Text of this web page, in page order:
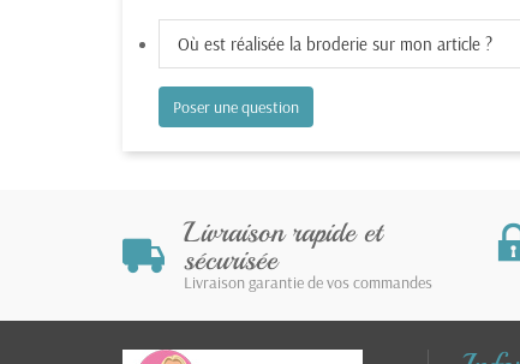
Où est réalisée la broderie sur mon article ?
Poser une question
Livraison rapide et
sécurisée
Livraison garantie de vos commandes